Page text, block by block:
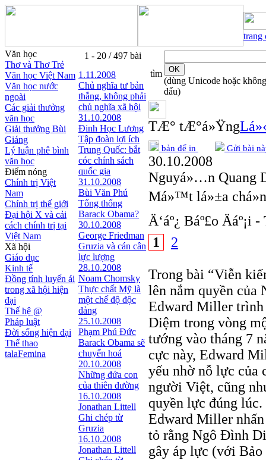
trang
Văn học
Thơ và Thơ Trẻ
Văn học Việt Nam
Văn học nước
ngoài
Các giải thưởng
văn học
Giải thưởng Bùi
Giáng
Lý luận phê bình
văn học
Điểm nóng
Chính trị Việt
Nam
Chính trị thế giới
Đại hội X và cải
cách chính trị tại
Việt Nam
Xã hội
Giáo dục
Kinh tế
Đồng tính luyến ái
trong xã hội hiện
đại
Thế hệ @
Pháp luật
Đời sống hiện đại
Thể thao
talaFemina
1 - 20 / 497 bài
1.11.2008
Chủ nghĩa tư bản
thắng, không phải
chủ nghĩa xã hội
31.10.2008
Đinh Học Lương
Tập đoàn lợi ích
Trung Quốc: bắt
cóc chính sách
quốc gia
31.10.2008
Bùi Văn Phú
Tổng thống
Barack Obama?
30.10.2008
George Friedman
Gruzia và cán cân
lực lượng
28.10.2008
Noam Chomsky
Thực chất Mỹ là
một chế độ độc
đảng
25.10.2008
Phạm Phú Đức
Barack Obama sẽ
chuyển hoá
20.10.2008
Những đứa con
của thiên đường
16.10.2008
Jonathan Littell
Ghi chép từ
Gruzia
16.10.2008
Jonathan Littell
tìm
(dùng Unicode hoặc không
dấu)
TÆ° tÆ°á»Ÿng
bản để in Gửi bài
30.10.2008
Nguyá»…n Quang
Má»™t lá»±a
Ä‘áº¿ Báº£o
1
2
Trong bài “Viễn
lên nắm quyền của
Edward Miller trình
Diệm trong vòng
tướng vào tháng 7
cực này, Edward
yếu nhờ nỗ lực của
người Việt, cũng
quyền lực đúng
Edward Miller nhấn
tỏ rằng Ngô Đình
gây áp lực (với